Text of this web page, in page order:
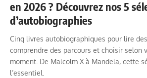
en 2026 ? Découvrez nos 5
d’autobiographies
Cinq livres autobiographiques pour lire
comprendre des parcours et choisir selon
moment. De Malcolm X à Mandela, cette
l’essentiel.